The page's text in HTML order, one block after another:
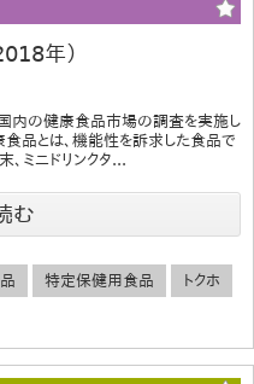
年）
内の健康食品市場の調査を実施し
品とは、機能性を訴求した食品で
、ミニドリンクタ...
む
特定保健用食品 トクホ